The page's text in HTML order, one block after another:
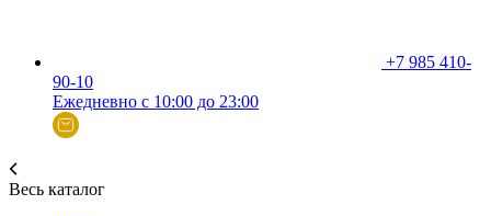
+7 985 410-
90-10
Ежедневно с 10:00 до 23:00
Весь каталог